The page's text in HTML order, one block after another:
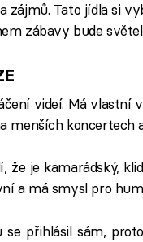
zájmů. Tato jídla si
zábavy bude
videí. Má vlastní
menších koncertech
že je kamarádský,
a má smysl pro
se přihlásil sám,